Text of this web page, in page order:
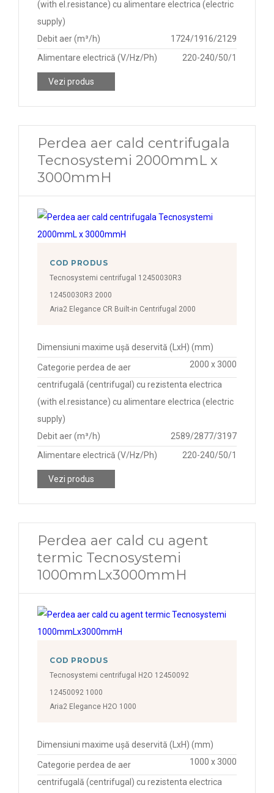
(with el.resistance) cu alimentare electrica (electric
supply)
Debit aer (m³/h)
1724/1916/2129
Alimentare electrică (V/Hz/Ph)
220-240/50/1
Vezi produs
Perdea aer cald centrifugala
Tecnosystemi 2000mmL x
3000mmH
COD PRODUS
Tecnosystemi centrifugal 12450030R3
12450030R3 2000
Aria2 Elegance CR Built-in Centrifugal 2000
Dimensiuni maxime ușă deservită (LxH) (mm)
2000 x 3000
Categorie perdea de aer
centrifugală (centrifugal) cu rezistenta electrica
(with el.resistance) cu alimentare electrica (electric
supply)
Debit aer (m³/h)
2589/2877/3197
Alimentare electrică (V/Hz/Ph)
220-240/50/1
Vezi produs
Perdea aer cald cu agent
termic Tecnosystemi
1000mmLx3000mmH
COD PRODUS
Tecnosystemi centrifugal H2O 12450092
12450092 1000
Aria2 Elegance H2O 1000
Dimensiuni maxime ușă deservită (LxH) (mm)
1000 x 3000
Categorie perdea de aer
centrifugală (centrifugal) cu rezistenta electrica